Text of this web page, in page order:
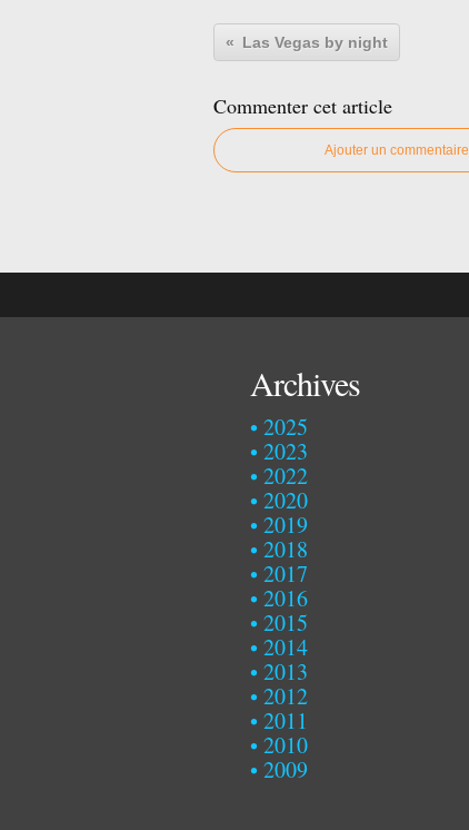
Las Vegas by night
Commenter cet article
Ajouter un commentaire
Archives
2025
2023
2022
2020
2019
2018
2017
2016
2015
2014
2013
2012
2011
2010
2009